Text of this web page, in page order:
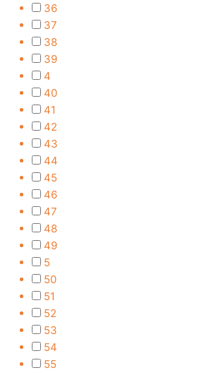
36
37
38
39
4
40
41
42
43
44
45
46
47
48
49
5
50
51
52
53
54
55